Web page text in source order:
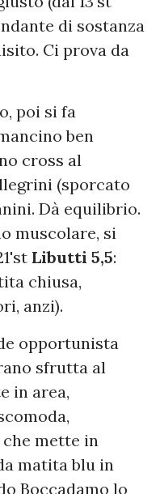
di sostanza
Ci prova da
poi si fa
ben
cross al
(sporcato
Dà equilibrio.
muscolare, si
Libutti 5,5:
chiusa,
anzi).
opportunista
sfrutta al
in area,
mette in
matita blu in
Boccadamo lo